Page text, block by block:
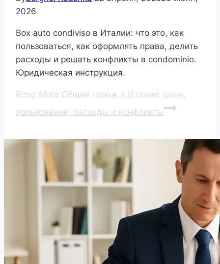
2026
Box auto condiviso в Италии: что это, как
пользоваться, как оформлять права, делить
расходы и решать конфликты в condominio.
Юридическая инструкция.
Read More Общий гараж в Италии: доли,
пользование, расходы и конфликты